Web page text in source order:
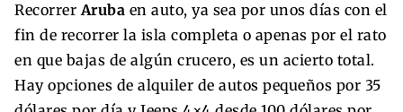
Recorrer Aruba en auto, ya sea por unos días con el
fin de recorrer la isla completa o apenas por el rato
en que bajas de algún crucero, es un acierto total.
Hay opciones de alquiler de autos pequeños por 35